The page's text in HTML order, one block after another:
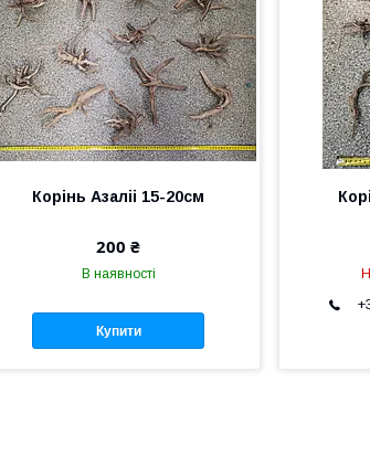
Корінь Азаліі 15-20см
200 ₴
В наявності
Купити